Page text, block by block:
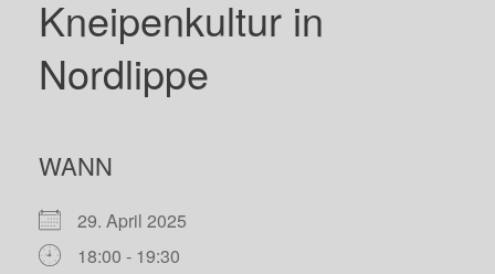
Kneipenkultur in
Nordlippe
WANN
29. April 2025
18:00 - 19:30